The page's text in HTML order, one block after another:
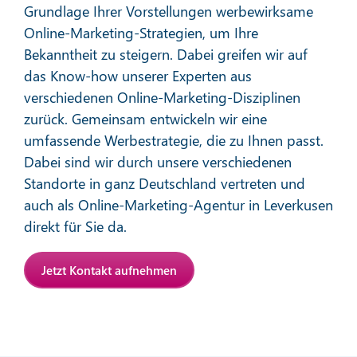
Affiliate-Marketing
Mehr erfahren
Grundlage Ihrer Vorstellungen werbewirksame
Online-Marketing-Strategien, um Ihre
Bekanntheit zu steigern. Dabei greifen wir auf
das Know-how unserer Experten aus
verschiedenen Online-Marketing-Disziplinen
zurück. Gemeinsam entwickeln wir eine
umfassende Werbestrategie, die zu Ihnen passt.
Dabei sind wir durch unsere verschiedenen
Standorte in ganz Deutschland vertreten und
auch als Online-Marketing-Agentur in Leverkusen
direkt für Sie da.
Jetzt Kontakt aufnehmen